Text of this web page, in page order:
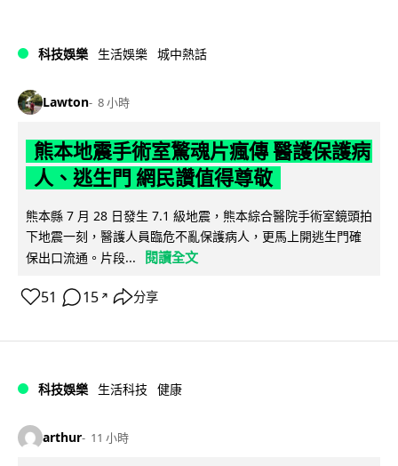
科技娛樂 生活娛樂 城中熱話
Lawton 8 小時
熊本地震手術室驚魂片瘋傳 醫護保護病
人、逃生門 網民讚值得尊敬
熊本縣 7 月 28 日發生 7.1 級地震，熊本綜合醫院手術室鏡頭拍
下地震一刻，醫護人員臨危不亂保護病人，更馬上開逃生門確
保出口流通。片段...
閱讀全文
51 15 ↗ 分享
科技娛樂 生活科技 健康
arthur 11 小時